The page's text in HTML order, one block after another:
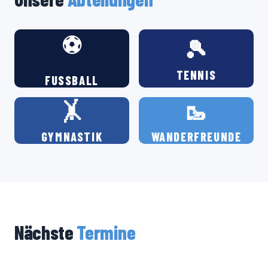
⚽
FUSSBALL
🎾
TENNIS
🤸
GYMNASTIK
🥾
WANDERFREUNDE
NächsteTermine